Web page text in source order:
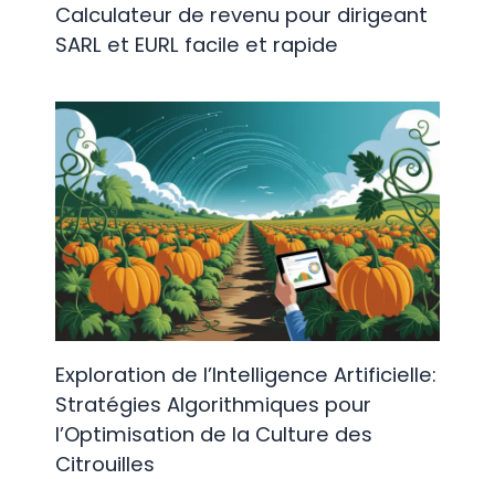
Calculateur de revenu pour dirigeant
SARL et EURL facile et rapide
Exploration de l’Intelligence Artificielle:
Stratégies Algorithmiques pour
l’Optimisation de la Culture des
Citrouilles